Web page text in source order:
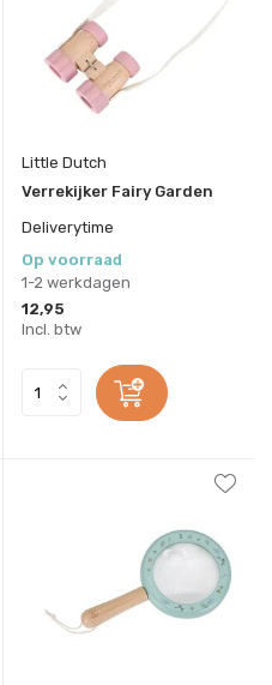
Little Dutch
Verrekijker Fairy Garden
Deliverytime
Op voorraad
1-2 werkdagen
12,95
Incl. btw